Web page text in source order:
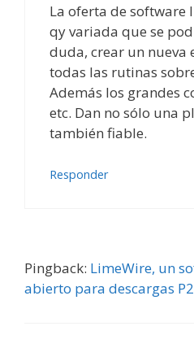
La oferta de software
qy variada que se
duda, crear un nueva
todas las rutinas
Además los grandes
etc. Dan no sólo una
también fiable.
Responder
Pingback: LimeWire, un
abierto para descargas